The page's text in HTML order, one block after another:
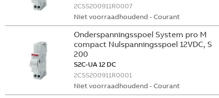
2CSS200911R0007
Niet voorraadhoudend - Courant
Onderspanningsspoel System pro M
compact Nulspanningsspoel 12VDC, S
200
S2C-UA 12 DC
2CSS200911R0001
Niet voorraadhoudend - Courant